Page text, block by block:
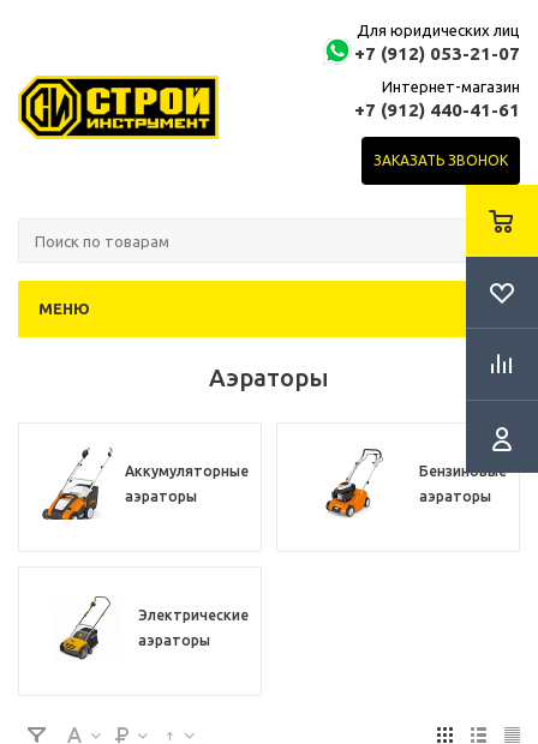
Для юридических лиц
+7 (912) 053-21-07
Интернет-магазин
+7 (912) 440-41-61
ЗАКАЗАТЬ ЗВОНОК
МЕНЮ
Аэраторы
Аккумуляторные
аэраторы
Бензиновые
аэраторы
Электрические
аэраторы